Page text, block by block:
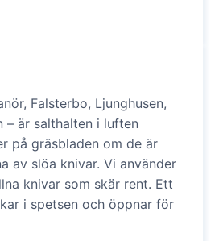
Falsterbo, Ljunghusen,
– är salthalten i luften
på gräsbladen om de är
av slöa knivar. Vi använder
knivar som skär rent. Ett
i spetsen och öppnar för